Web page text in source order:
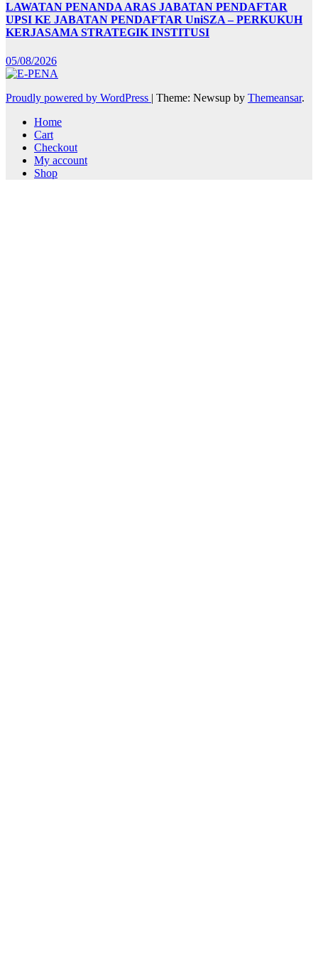
LAWATAN PENANDA ARAS JABATAN PENDAFTAR
UPSI KE JABATAN PENDAFTAR UniSZA – PERKUKUH
KERJASAMA STRATEGIK INSTITUSI
05/08/2026
Proudly powered by WordPress | Theme: Newsup by Themeansar.
Home
Cart
Checkout
My account
Shop